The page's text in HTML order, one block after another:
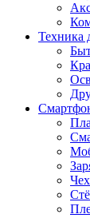
Техника